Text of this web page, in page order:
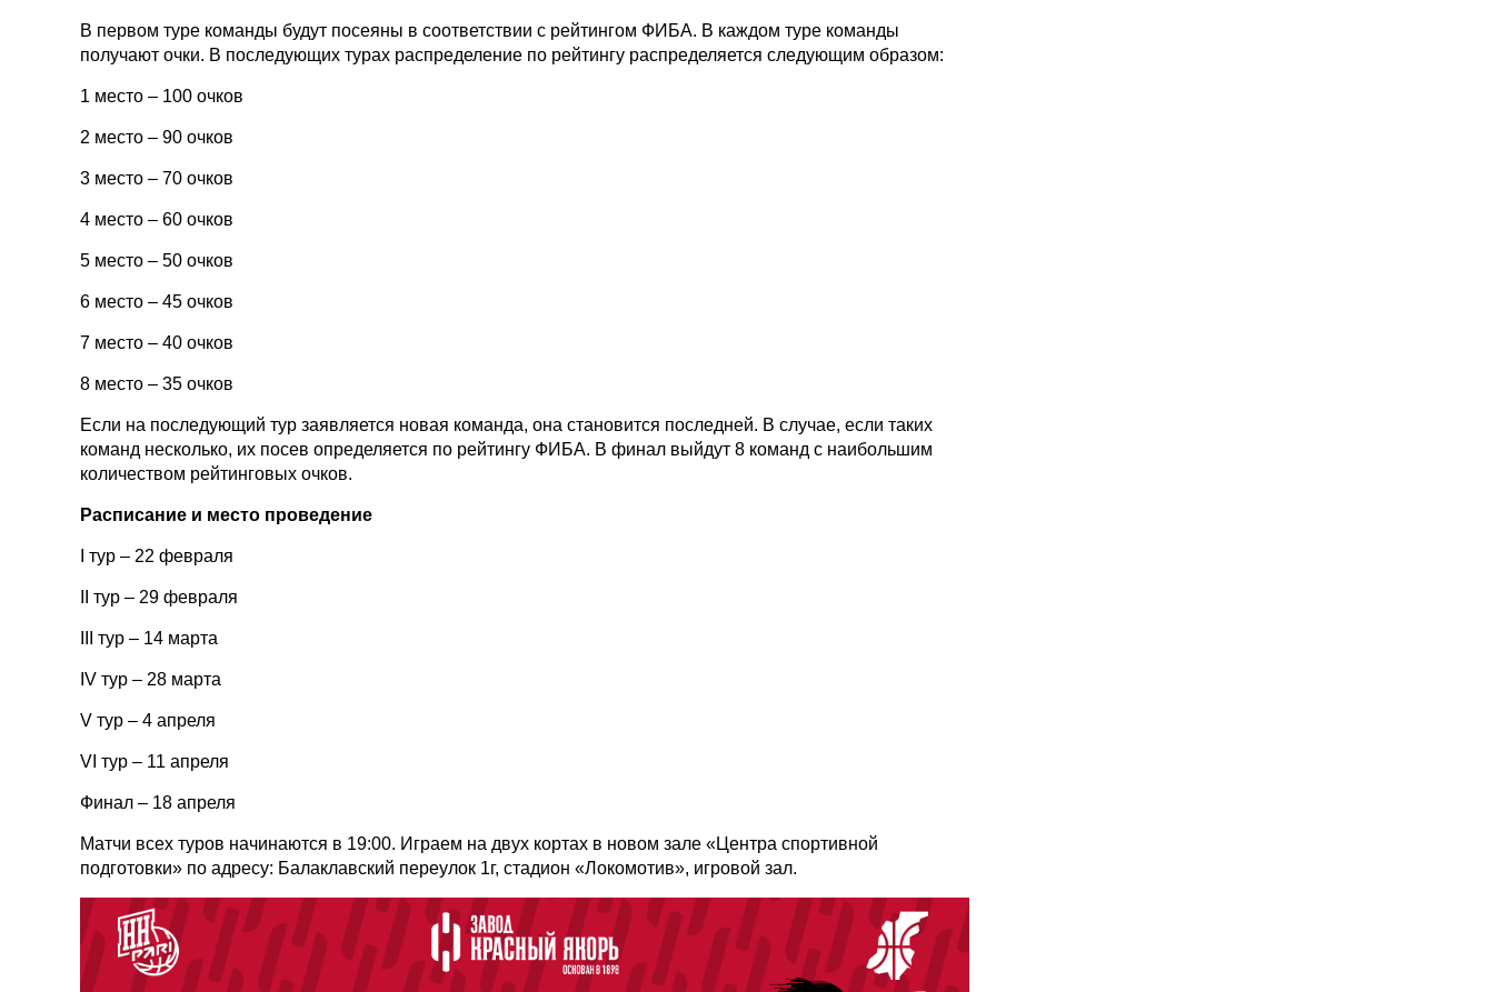
В первом туре команды будут посеяны в соответствии с рейтингом ФИБА. В каждом туре команды
получают очки. В последующих турах распределение по рейтингу распределяется следующим образом:
1 место – 100 очков
2 место – 90 очков
3 место – 70 очков
4 место – 60 очков
5 место – 50 очков
6 место – 45 очков
7 место – 40 очков
8 место – 35 очков
Если на последующий тур заявляется новая команда, она становится последней. В случае, если таких
команд несколько, их посев определяется по рейтингу ФИБА. В финал выйдут 8 команд с наибольшим
количеством рейтинговых очков.
Расписание и место проведение
I тур – 22 февраля
II тур – 29 февраля
III тур – 14 марта
IV тур – 28 марта
V тур – 4 апреля
VI тур – 11 апреля
Финал – 18 апреля
Матчи всех туров начинаются в 19:00. Играем на двух кортах в новом зале «Центра спортивной
подготовки» по адресу: Балаклавский переулок 1г, стадион «Локомотив», игровой зал.